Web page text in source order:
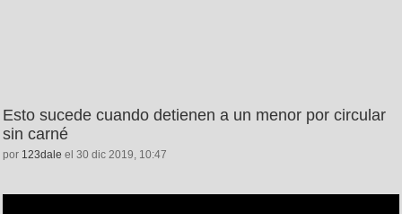
Esto sucede cuando detienen a un menor por circular
sin carné
por 123dale el 30 dic 2019, 10:47